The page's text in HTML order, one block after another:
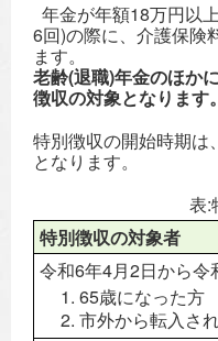
年金が年額18万円以
6回)の際に、介護保険
ます。
老齢(退職)年金のほか
徴収の対象となります。
特別徴収の開始時期は
となります。
表:
特別徴収の対象者
令和6年4月2日から令
65歳になった方
市外から転入さ